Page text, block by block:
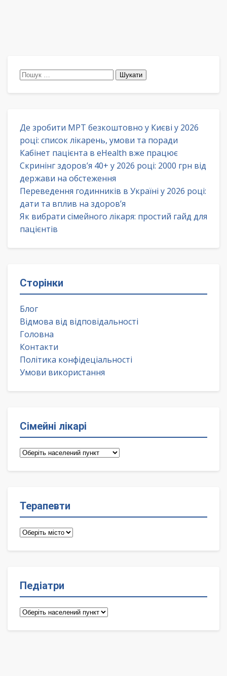
Пошук:
Де зробити МРТ безкоштовно у Києві у 2026
році: список лікарень, умови та поради
Кабінет пацієнта в eHealth вже працює
Скринінг здоров’я 40+ у 2026 році: 2000 грн від
держави на обстеження
Переведення годинників в Україні у 2026 році:
дати та вплив на здоров’я
Як вибрати сімейного лікаря: простий гайд для
пацієнтів
Сторінки
Блог
Відмова від відповідальності
Головна
Контакти
Політика конфідеціальності
Умови використання
Сімейні лікарі
Сімейні
Терапевти
Терапевти
Педіатри
Педіатри